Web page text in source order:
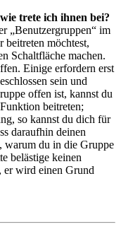
trete ich ihnen bei?
„Benutzergruppen“ im
beitreten möchtest,
Schaltfläche machen.
Einige erfordern erst
sein und
offen ist, kannst du
beitreten;
so kannst du dich für
daraufhin deinen
warum du in die Gruppe
belästige keinen
er wird einen Grund